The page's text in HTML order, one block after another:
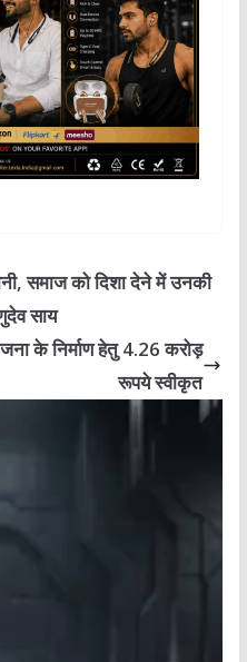
ra
m
Li
n
k
समाज को दिशा देने में उनकी
साय
के निर्माण हेतु 4.26 करोड़
रूपये स्वीकृत